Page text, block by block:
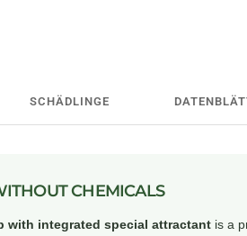
SCHÄDLINGE
CHEMICALS
with integrated special attractantis a